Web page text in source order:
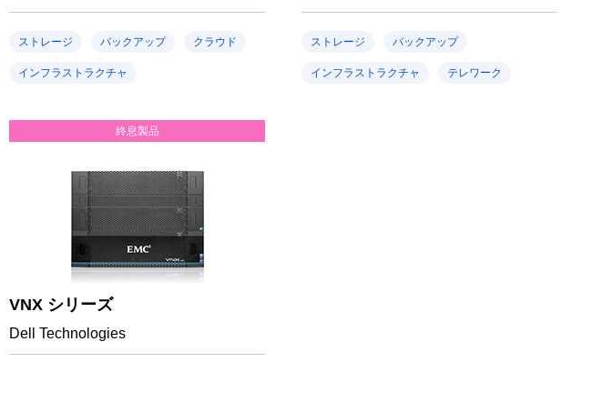
ストレージ バックアップ クラウド
インフラストラクチャ
ストレージ バックアップ
インフラストラクチャ テレワーク
終息製品
VNX シリーズ
Dell Technologies